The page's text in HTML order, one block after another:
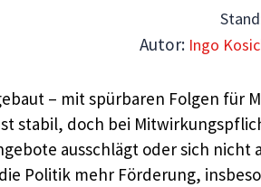
Autor: Ingo
– mit spürbaren Folgen für
stabil, doch bei
ausschlägt oder sich
Politik mehr Förderung,